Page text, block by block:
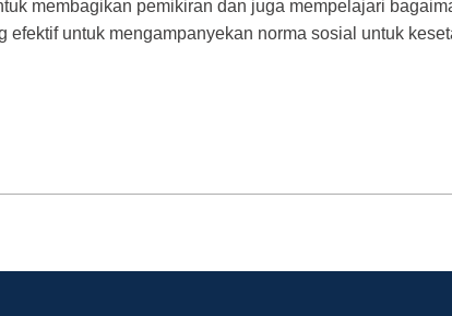
membagikan pemikiran dan juga mempelajari
efektif untuk mengampanyekan norma sosial untuk